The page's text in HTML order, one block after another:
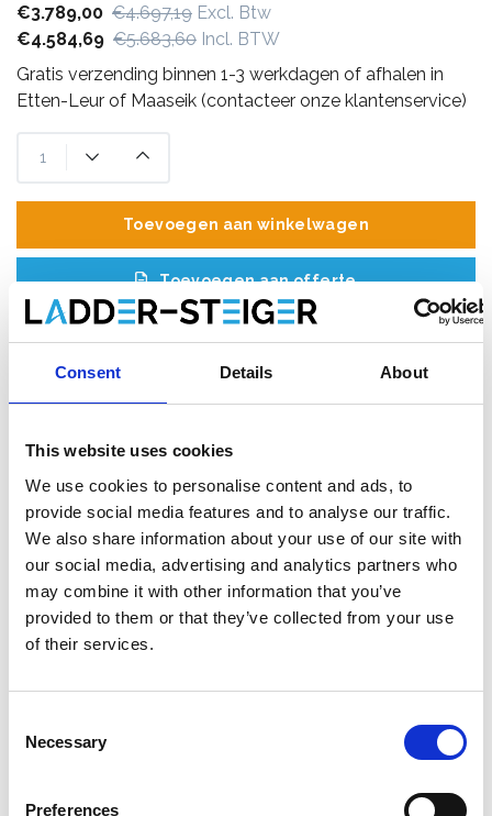
Consent Details About
This website uses cookies
We use cookies to personalise content and ads, to
provide social media features and to analyse our traffic.
We also share information about your use of our site with
our social media, advertising and analytics partners who
may combine it with other information that you’ve
provided to them or that they’ve collected from your use
of their services.
Selection
Necessary
Preferences
€3.789,00 €4.697,19 Excl. Btw
€4.584,69 €5.683,60 Incl. BTW
Gratis verzending binnen 1-3 werkdagen of afhalen in
Etten-Leur of Maaseik (contacteer onze klantenservice)
Toevoegen aan winkelwagen
Toevoegen aan offerte
Beschrijving
DeASC AGS (Advantaged Guardrail System) rolsteiger
voldoet aan de nieuwe norm. Vanaf 1 januari 2018 is het verplicht
om altijd een leuning te hebben bij betreding van een volgend
leuning aanwezig voordat je omhoog klimt.
De platforms zijn verkrijgbaar met een houten deck of
carbon deck. De
carbon decks zijn 25% procent
De AGS Pro rolsteiger is geschikt voor werkzaamheden